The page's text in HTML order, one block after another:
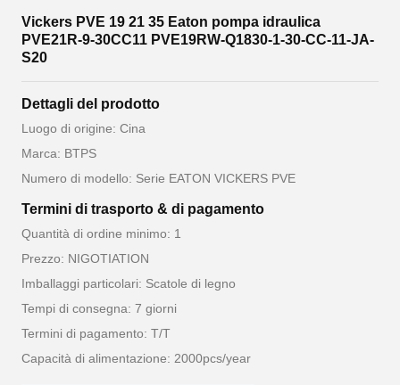
Vickers PVE 19 21 35 Eaton pompa idraulica
PVE21R-9-30CC11 PVE19RW-Q1830-1-30-CC-11-JA-
S20
Dettagli del prodotto
Luogo di origine: Cina
Marca: BTPS
Numero di modello: Serie EATON VICKERS PVE
Termini di trasporto & di pagamento
Quantità di ordine minimo: 1
Prezzo: NIGOTIATION
Imballaggi particolari: Scatole di legno
Tempi di consegna: 7 giorni
Termini di pagamento: T/T
Capacità di alimentazione: 2000pcs/year